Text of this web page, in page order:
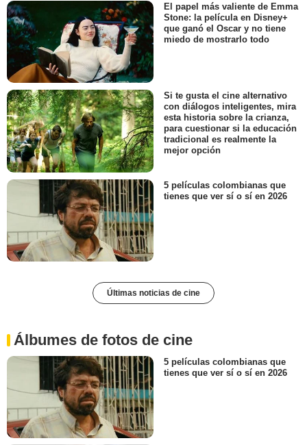
El papel más valiente de Emma
Stone: la película en Disney+
que ganó el Oscar y no tiene
miedo de mostrarlo todo
Si te gusta el cine alternativo
con diálogos inteligentes, mira
esta historia sobre la crianza,
para cuestionar si la educación
tradicional es realmente la
mejor opción
5 películas colombianas que
tienes que ver sí o sí en 2026
Últimas noticias de cine
Álbumes de fotos de cine
5 películas colombianas que
tienes que ver sí o sí en 2026